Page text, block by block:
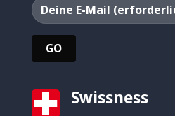
Swissness